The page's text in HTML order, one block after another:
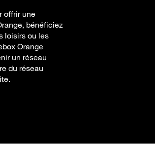
offrir une
bénéficiez
loisirs ou les
Orange
un réseau
du réseau